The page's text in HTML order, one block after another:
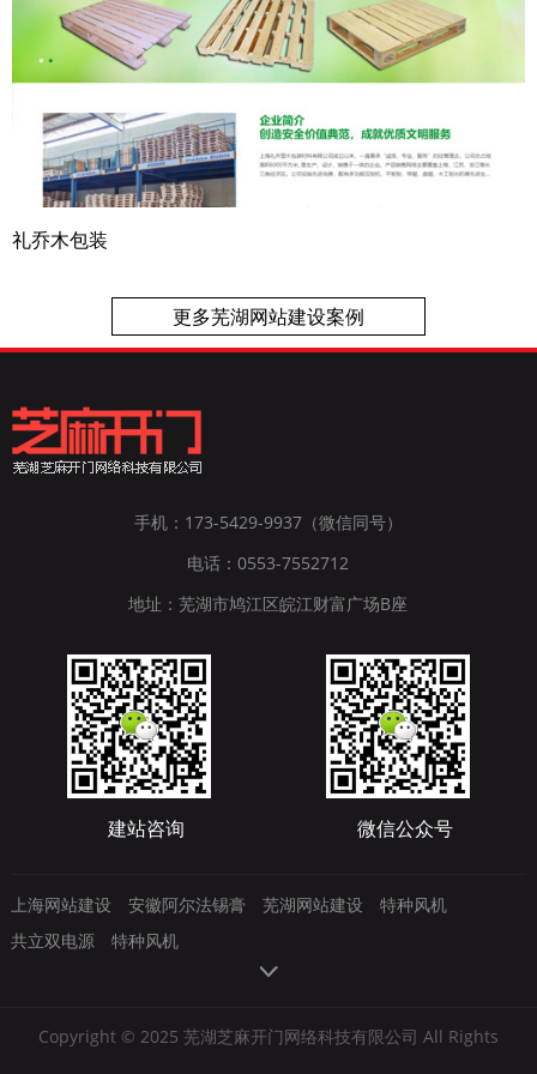
礼乔木包装
更多芜湖网站建设案例
手机：173-5429-9937（微信同号）
电话：0553-7552712
地址：芜湖市鸠江区皖江财富广场B座
建站咨询 微信公众号
上海网站建设 安徽阿尔法锡膏 芜湖网站建设
特种风机
共立双电源
特种风机
Copyright © 2025 芜湖芝麻开门网络科技有限公司 All Rights